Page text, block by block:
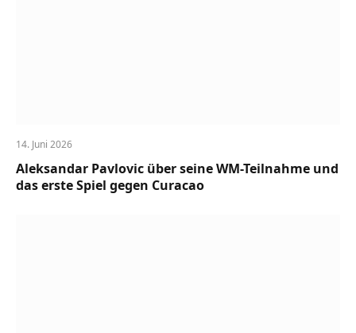
14. Juni 2026
Aleksandar Pavlovic über seine WM-Teilnahme und
das erste Spiel gegen Curacao